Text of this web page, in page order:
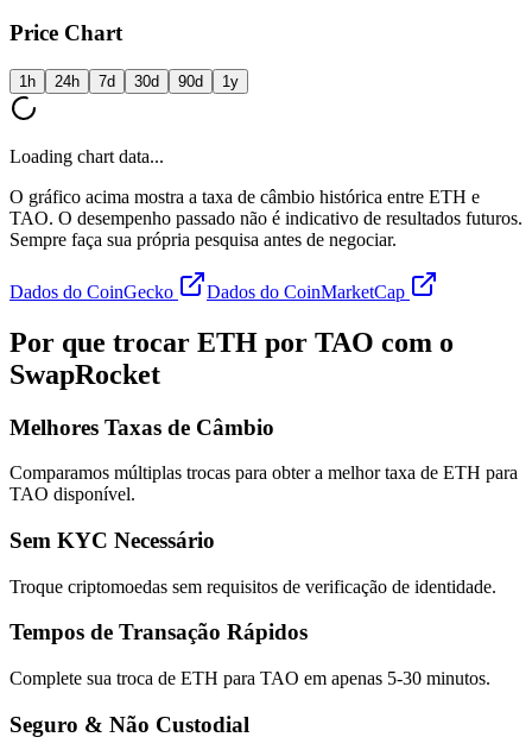
Price Chart
1h 24h 7d 30d 90d 1y
Loading chart data...
O gráfico acima mostra a taxa de câmbio histórica entre ETH e
TAO. O desempenho passado não é indicativo de resultados futuros.
Sempre faça sua própria pesquisa antes de negociar.
Dados do CoinGecko Dados do CoinMarketCap
Por que trocar ETH por TAO com o
SwapRocket
Melhores Taxas de Câmbio
Comparamos múltiplas trocas para obter a melhor taxa de ETH para
TAO disponível.
Sem KYC Necessário
Troque criptomoedas sem requisitos de verificação de identidade.
Tempos de Transação Rápidos
Complete sua troca de ETH para TAO em apenas 5-30 minutos.
Seguro & Não Custodial